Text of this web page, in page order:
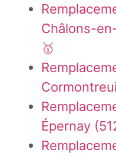
Châlons-
🥇
Épernay